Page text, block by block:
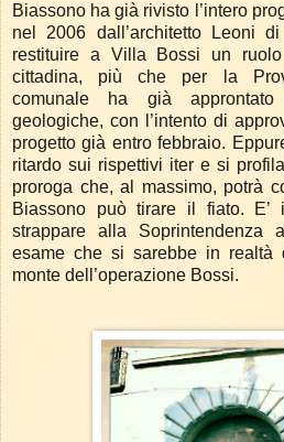
Biassono ha già rivisto l’intero
nel 2006 dall’architetto Leoni
restituire a Villa Bossi un
cittadina, più che per la
comunale ha già
geologiche, con l’intento di
progetto già entro febbraio.
ritardo sui rispettivi iter e si
proroga che, al massimo, potrà
Biassono può tirare il fiato. E’
strappare alla Soprintendenza
esame che si sarebbe in realtà
monte dell’operazione Bossi.